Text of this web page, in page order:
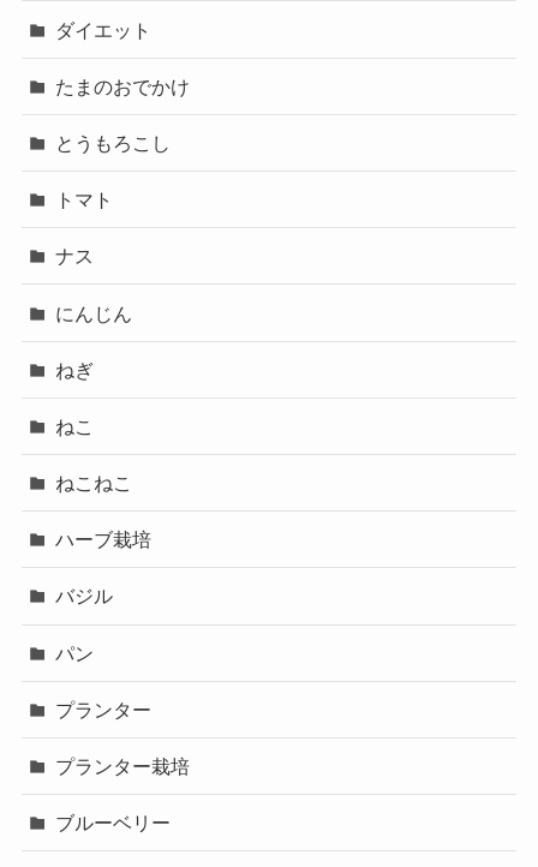
ダイエット
たまのおでかけ
とうもろこし
トマト
ナス
にんじん
ねぎ
ねこ
ねこねこ
ハーブ栽培
バジル
パン
プランター
プランター栽培
ブルーベリー